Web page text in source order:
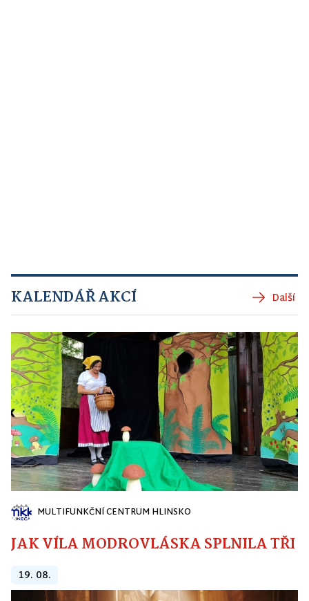
KALENDÁŘ AKCÍ Další
MULTIFUNKČNÍ CENTRUM HLINSKO
JAK VÍLA MODROVLÁSKA SPLNILA
19. 08.